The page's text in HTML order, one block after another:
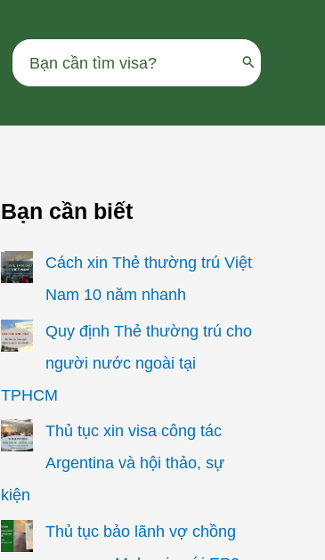
Search
for:
Bạn cần biết
Cách xin Thẻ thường trú Việt
Nam 10 năm nhanh
Quy định Thẻ thường trú cho
người nước ngoài tại
TPHCM
Thủ tục xin visa công tác
Argentina và hội thảo, sự
kiện
Thủ tục bảo lãnh vợ chồng